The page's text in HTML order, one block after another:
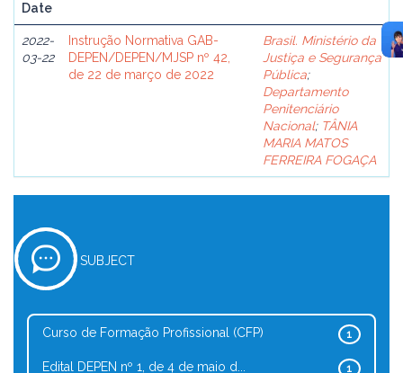
Date
2022-
03-22
Instrução Normativa GAB-
DEPEN/DEPEN/MJSP nº 42,
de 22 de março de 2022
Brasil. Ministério da
Justiça e Segurança
Pública;
Departamento
Penitenciário
Nacional; TÂNIA
MARIA MATOS
FERREIRA FOGAÇA
SUBJECT
1
Curso de Formação Profissional (CFP)
1
Edital DEPEN nº 1, de 4 de maio d...